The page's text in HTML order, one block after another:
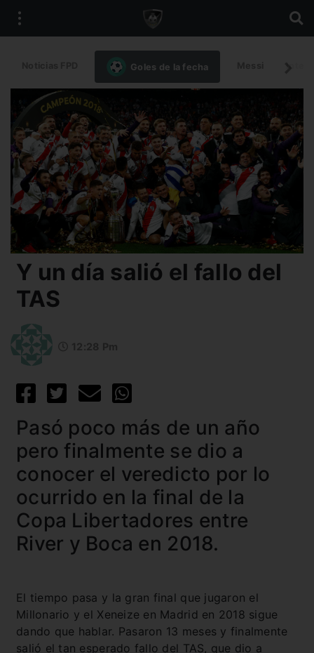
Goles de la fecha
Y un día salió el fallo del
TAS
Pasó poco más de un año
pero finalmente se dio a
conocer el veredicto por lo
ocurrido en la final de la
Copa Libertadores entre
River y Boca en 2018.
El tiempo pasa y la gran final que jugaron el
Millonario y el Xeneize en Madrid en 2018 sigue
dando que hablar. Pasaron 13 meses y finalmente
salió el tan esperado fallo del TAS, que dio a